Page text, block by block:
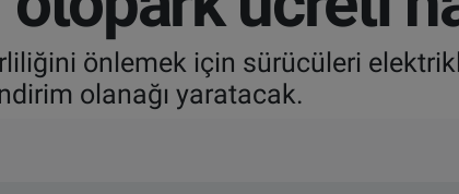
önlemek için sürücüleri
olanağı yaratacak.